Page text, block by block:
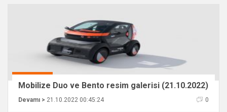
Mobilize Duo ve Bento resim galerisi (21.10.2022)
Devamı > 21.10.2022 00:45:24 0